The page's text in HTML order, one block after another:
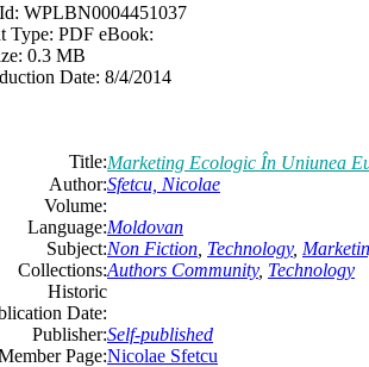
WPLBN0004451037
Type: PDF eBook:
0.3 MB
Date: 8/4/2014
Title:Marketing Ecologic În Uniunea
Author:Sfetcu, Nicolae
Volume:
Language:Moldovan
Subject:Non Fiction Technology,
Collections:Authors Community, Technology
Historic
Date:
Publisher:Self-published
Page:Nicolae Sfetcu